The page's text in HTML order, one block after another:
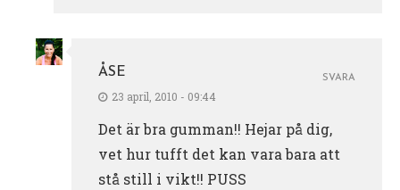
ÅSE
23 april, 2010 - 09:44
Det är bra gumman!! Hejar på dig,
vet hur tufft det kan vara bara att
stå still i vikt!! PUSS
SVARA